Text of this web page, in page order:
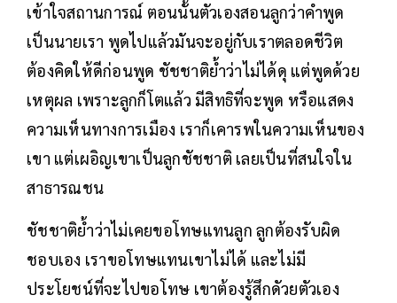
เข้าใจสถานการณ์ ตอนนั้นตัวเองสอนลูกว่าคำพูด
เป็นนายเรา พูดไปแล้วมันจะอยู่กับเราตลอดชีวิต
ต้องคิดให้ดีก่อนพูด ชัชชาติย้ำว่าไม่ได้ดุ แต่พูดด้วย
เหตุผล เพราะลูกก็โตแล้ว มีสิทธิที่จะพูด หรือแสดง
ความเห็นทางการเมือง เราก็เคารพในความเห็นของ
เขา แต่เผอิญเขาเป็นลูกชัชชาติ เลยเป็นที่สนใจใน
สาธารณชน
ชัชชาติย้ำว่าไม่เคยขอโทษแทนลูก ลูกต้องรับผิด
ชอบเอง เราขอโทษแทนเขาไม่ได้ และไม่มี
ประโยชน์ที่จะไปขอโทษ เขาต้องรู้สึกดัวยตัวเอง